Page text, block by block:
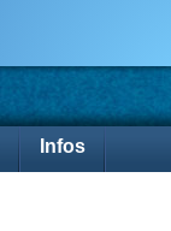
Infos